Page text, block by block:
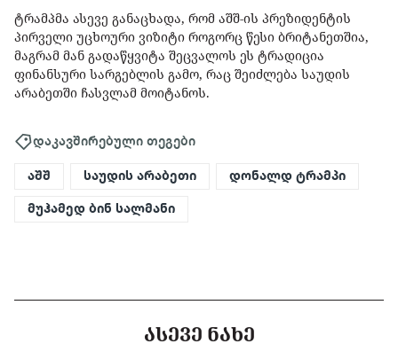
ტრამპმა ასევე განაცხადა, რომ აშშ-ის პრეზიდენტის
პირველი უცხოური ვიზიტი როგორც წესი ბრიტანეთშია,
მაგრამ მან გადაწყვიტა შეცვალოს ეს ტრადიცია
ფინანსური სარგებლის გამო, რაც შეიძლება საუდის
არაბეთში ჩასვლამ მოიტანოს.
დაკავშირებული თეგები
აშშ საუდის არაბეთი დონალდ ტრამპი
მუჰამედ ბინ სალმანი
ᲐᲡᲔᲕᲔ ᲜᲐᲮᲔ